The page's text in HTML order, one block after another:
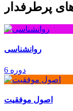
پرطرفدار
روانشناسی
6 دوره
اصول موفقیت